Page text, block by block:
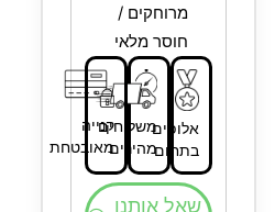
מרוחקים /
חוסר מלאי
אלופים
בתחום
משלוחים
מהירים
קנייה
מאובטחת
שאל אותנו